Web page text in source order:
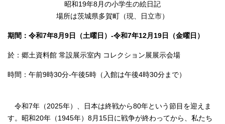
昭和19年8月の小学生の絵日記
場所は茨城県多賀町（現、日立市）
期間：令和7年8月9日（土曜日）-令和7年12月19日（金曜日）
於：郷土資料館 常設展示室内 コレクション展展示会場
時間：午前9時30分-午後5時（入館は午後4時30分まで）
令和7年（2025年）、日本は終戦から80年という節目を迎えま
す。昭和20年（1945年）8月15日に戦争が終わってから、私たち